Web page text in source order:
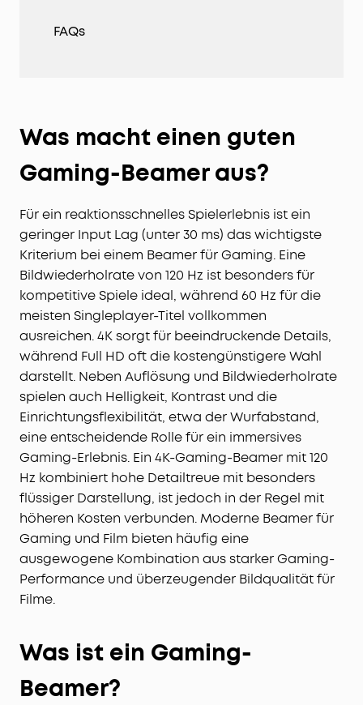
FAQs
Was macht einen guten
Gaming-Beamer aus?
Für ein reaktionsschnelles Spielerlebnis ist ein
geringer Input Lag (unter 30 ms) das wichtigste
Kriterium bei einem Beamer für Gaming. Eine
Bildwiederholrate von 120 Hz ist besonders für
kompetitive Spiele ideal, während 60 Hz für die
meisten Singleplayer-Titel vollkommen
ausreichen. 4K sorgt für beeindruckende Details,
während Full HD oft die kostengünstigere Wahl
darstellt. Neben Auflösung und Bildwiederholrate
spielen auch Helligkeit, Kontrast und die
Einrichtungsflexibilität, etwa der Wurfabstand,
eine entscheidende Rolle für ein immersives
Gaming-Erlebnis. Ein 4K-Gaming-Beamer mit 120
Hz kombiniert hohe Detailtreue mit besonders
flüssiger Darstellung, ist jedoch in der Regel mit
höheren Kosten verbunden. Moderne Beamer für
Gaming und Film bieten häufig eine
ausgewogene Kombination aus starker Gaming-
Performance und überzeugender Bildqualität für
Filme.
Was ist ein Gaming-
Beamer?